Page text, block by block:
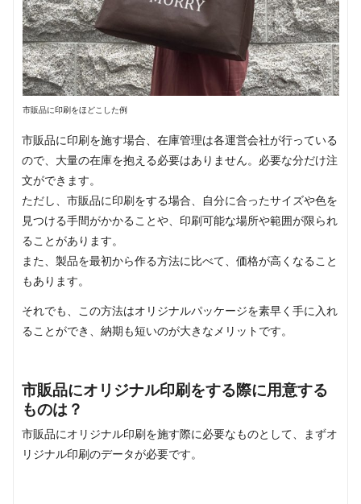
市販品に印刷をほどこした例
市販品に印刷を施す場合、在庫管理は各運営会社が行っている
ので、大量の在庫を抱える必要はありません。必要な分だけ注
文ができます。
ただし、市販品に印刷をする場合、自分に合ったサイズや色を
見つける手間がかかることや、印刷可能な場所や範囲が限られ
ることがあります。
また、製品を最初から作る方法に比べて、価格が高くなること
もあります。
それでも、この方法はオリジナルパッケージを素早く手に入れ
ることができ、納期も短いのが大きなメリットです。
市販品にオリジナル印刷をする際に用意する
ものは？
市販品にオリジナル印刷を施す際に必要なものとして、まずオ
リジナル印刷のデータが必要です。